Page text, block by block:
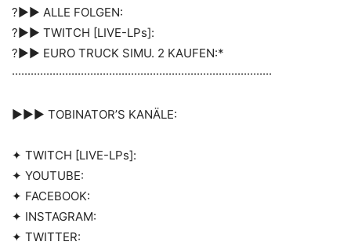
?►► ALLE FOLGEN:
?►► TWITCH [LIVE-LPs]:
?►► EURO TRUCK SIMU. 2 KAUFEN:*
···················································································
►►► TOBINATOR’S KANÄLE:
✦ TWITCH [LIVE-LPs]:
✦ YOUTUBE:
✦ FACEBOOK:
✦ INSTAGRAM:
✦ TWITTER: